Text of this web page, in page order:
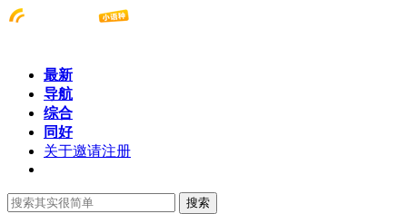
最新
导航
综合
同好
关于邀请注册
搜索